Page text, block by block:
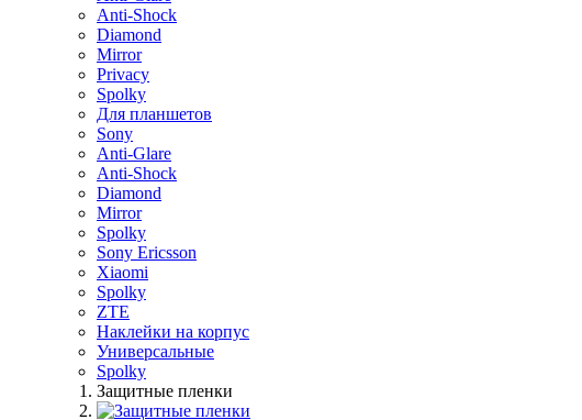
Anti-Shock
Diamond
Mirror
Privacy
Spolky
Для планшетов
Sony
Anti-Glare
Anti-Shock
Diamond
Mirror
Spolky
Sony Ericsson
Xiaomi
Spolky
ZTE
Наклейки на корпус
Универсальные
Spolky
Защитные пленки